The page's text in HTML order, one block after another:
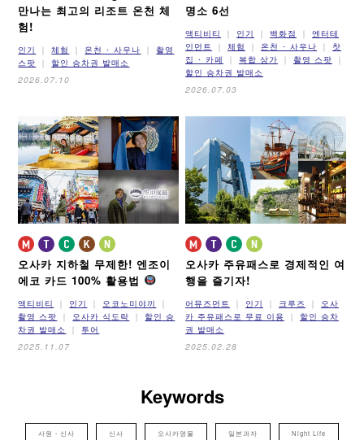
만나는 최고의 리조트 온천 체
험!
인기 체험 온천 ･ 사우나
촬영
스팟
할인 승차권 발매소
2026.07.10
명소 6선
액티비티 인기 백화점
엔터테
인먼트
체험 온천 ･ 사우나
찻
집 ･ 카페
복합 상가
촬영 스팟
할인 승차권 발매소
2026.07.03
오사카 지하철 무제한! 엔조이
에코 카드 100% 활용법
액티비티 인기
오코노미야끼
촬영 스팟
오사카 식도락
할인 승
차권 발매소
투어
2025.11.07
오사카 주유패스로 경제적인 여
행을 즐기자!
어뮤즈먼트 인기 크루즈
오사
카 주유패스로 무료 이용
할인 승차
권 발매소
2025.02.28
Keywords
사원・신사 신사 오사카명물 일본과자 Night Life